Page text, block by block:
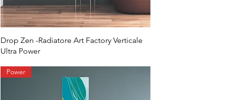
Drop Zen -Radiatore Art Factory Verticale
Ultra Power
Power